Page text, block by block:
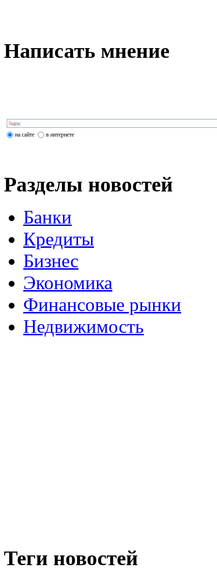
Написать мнение
на сайте в интернете
Разделы новостей
Банки
Кредиты
Бизнес
Экономика
Финансовые рынки
Недвижимость
Теги новостей